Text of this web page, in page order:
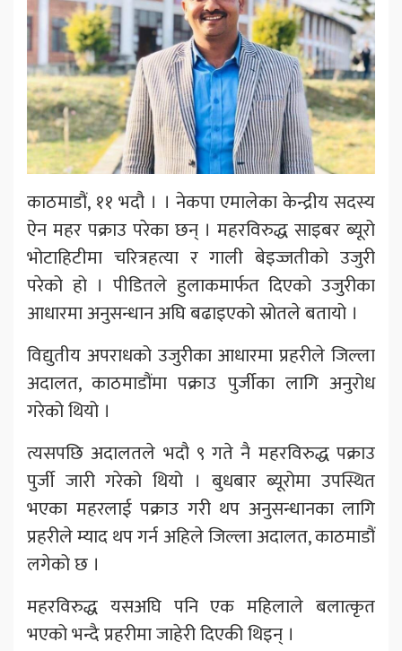
काठमाडौं, ११ भदौ । । नेकपा एमालेका केन्द्रीय सदस्य
ऐन महर पक्राउ परेका छन् । महरविरुद्ध साइबर ब्यूरो
भोटाहिटीमा चरित्रहत्या र गाली बेइज्जतीको उजुरी
परेको हो । पीडितले हुलाकमार्फत दिएको उजुरीका
आधारमा अनुसन्धान अघि बढाइएको स्रोतले बतायो ।
विद्युतीय अपराधको उजुरीका आधारमा प्रहरीले जिल्ला
अदालत, काठमाडौंमा पक्राउ पुर्जीका लागि अनुरोध
गरेको थियो ।
त्यसपछि अदालतले भदौ ९ गते नै महरविरुद्ध पक्राउ
पुर्जी जारी गरेको थियो । बुधबार ब्यूरोमा उपस्थित
भएका महरलाई पक्राउ गरी थप अनुसन्धानका लागि
प्रहरीले म्याद थप गर्न अहिले जिल्ला अदालत, काठमाडौं
लगेको छ ।
महरविरुद्ध यसअघि पनि एक महिलाले बलात्कृत
भएको भन्दै प्रहरीमा जाहेरी दिएकी थिइन् ।